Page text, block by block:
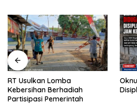
RT Usulkan Lomba
Kebersihan Berhadiah
Partisipasi Pemerintah